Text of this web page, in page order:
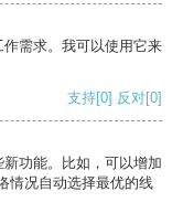
需求。我可以使用它来
支持[0] 反对[0]
功能。比如，可以增加
情况自动选择最优的线